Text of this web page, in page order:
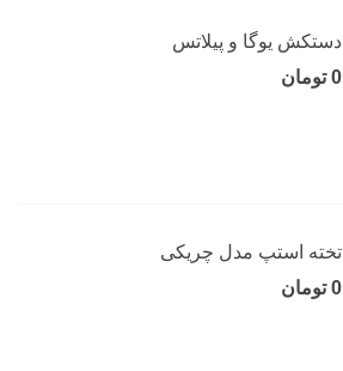
دستکش یوگا و پیلاتس
0 تومان
تخته استپ مدل چریکی
0 تومان